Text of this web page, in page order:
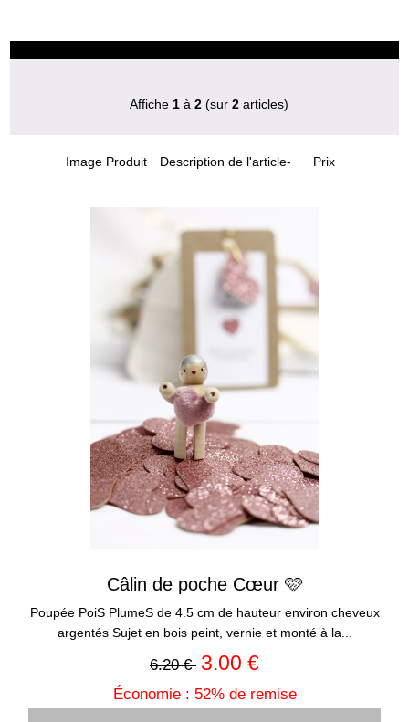
Affiche 1 à 2 (sur 2 articles)
Image Produit Description de l'article- Prix
Câlin de poche Cœur 🩷
Poupée PoiS PlumeS de 4.5 cm de hauteur environ cheveux
argentés Sujet en bois peint, vernie et monté à la...
6.20 € 3.00 €
Économie : 52% de remise